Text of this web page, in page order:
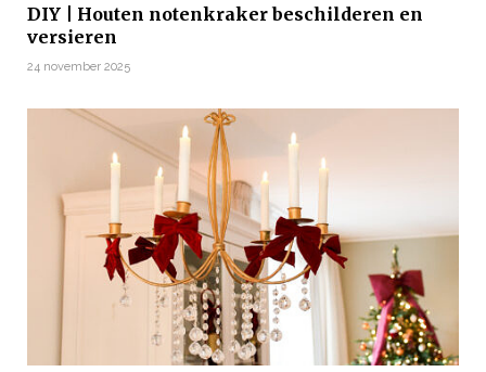
DIY | Houten notenkraker beschilderen en
versieren
24 november 2025